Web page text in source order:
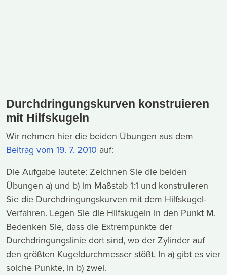
Durchdringungskurven konstruieren
mit Hilfskugeln
Wir nehmen hier die beiden Übungen aus dem
Beitrag vom 19. 7. 2010 auf:
Die Aufgabe lautete: Zeichnen Sie die beiden
Übungen a) und b) im Maßstab 1:1 und konstruieren
Sie die Durchdringungskurven mit dem Hilfskugel-
Verfahren. Legen Sie die Hilfskugeln in den Punkt M.
Bedenken Sie, dass die Extrempunkte der
Durchdringungslinie dort sind, wo der Zylinder auf
den größten Kugeldurchmesser stößt. In a) gibt es vier
solche Punkte, in b) zwei.